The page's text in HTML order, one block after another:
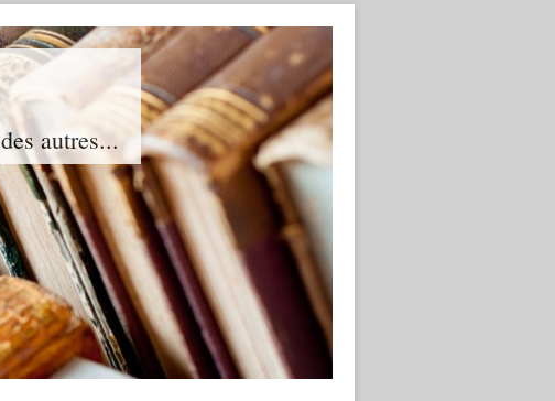
autres...